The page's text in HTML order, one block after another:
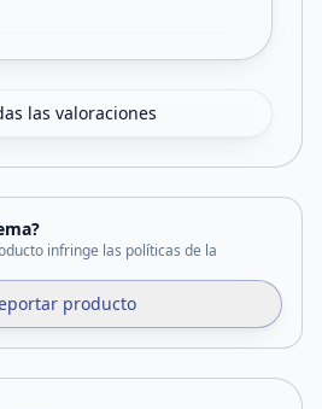
las valoraciones
infringe las políticas de la
producto